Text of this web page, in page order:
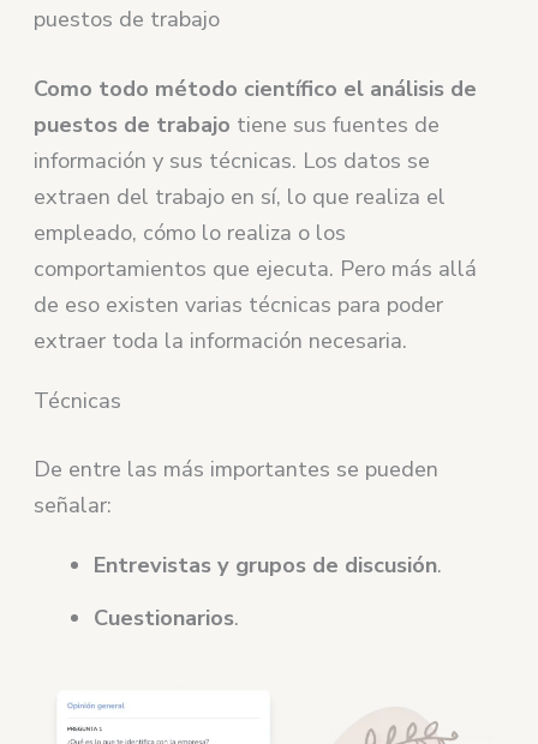
puestos de trabajo
Como todo método científico el análisis de
puestos de trabajo tiene sus fuentes de
información y sus técnicas. Los datos se
extraen del trabajo en sí, lo que realiza el
empleado, cómo lo realiza o los
comportamientos que ejecuta. Pero más allá
de eso existen varias técnicas para poder
extraer toda la información necesaria.
Técnicas
De entre las más importantes se pueden
señalar:
Entrevistas y grupos de discusión.
Cuestionarios.